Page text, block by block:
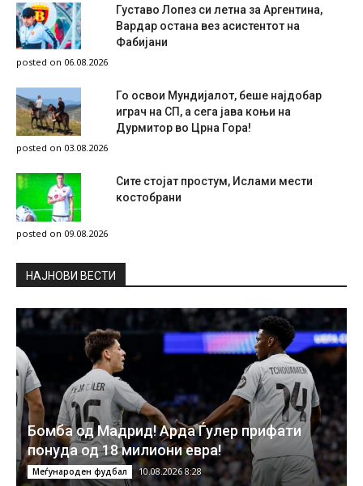
Густаво Лопез си летна за Аргентина,
Вардар остана вез асистентот на
Фабијани
posted on 06.08.2026
Го освои Мундијалот, беше најдобар
играч на СП, а сега јава коњи на
Дурмитор во Црна Гора!
posted on 03.08.2026
Сите стојат простум, Ислами мести
костобрани
posted on 09.08.2026
НAЈНОВИ ВЕСТИ
Бомба од Мадрид! Арда Ѓулер прифати
понуда од 18 милиони евра!
Меѓународен фудбал 10.08.2026 8:28